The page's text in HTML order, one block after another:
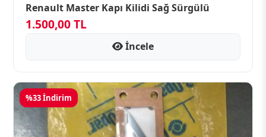
Renault Master Kapı Kilidi Sağ Sürgülü
1.500,00 TL
İncele
%33 İndirim